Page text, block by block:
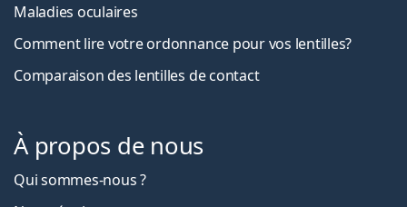
Maladies oculaires
Comment lire votre ordonnance pour vos lentilles?
Comparaison des lentilles de contact
À propos de nous
Qui sommes-nous ?